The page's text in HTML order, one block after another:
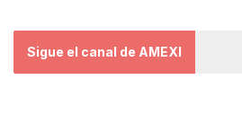
Sigue el canal de AMEXI